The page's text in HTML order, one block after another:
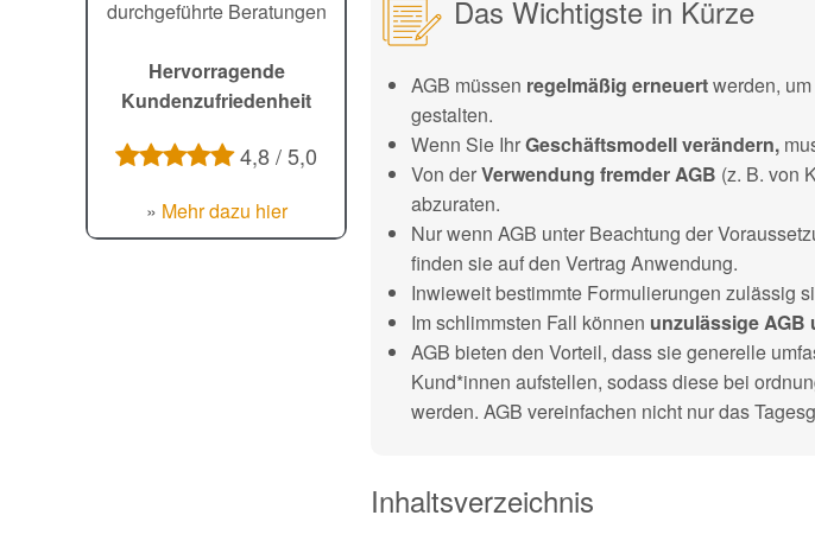
durchgeführte Beratungen
Hervorragende
Kundenzufriedenheit
4,8 / 5,0
» Mehr dazu hier
Das Wichtigste in Kürze
AGB müssen regelmäßig erneuertwerden, um
gestalten.
Wenn Sie IhrGeschäftsmodell verändern,
Von derVerwendung fremder AGB (z. B. von
abzuraten.
Nur wenn AGB unter Beachtung der
finden sie auf den Vertrag Anwendung.
Inwieweit bestimmte Formulierungen zulässig
Im schlimmsten Fall können unzulässige AGB
AGB bieten den Vorteil, dass sie generelle
Kund*innen aufstellen, sodass diese bei
werden. AGB vereinfachen nicht nur das
Inhaltsverzeichnis